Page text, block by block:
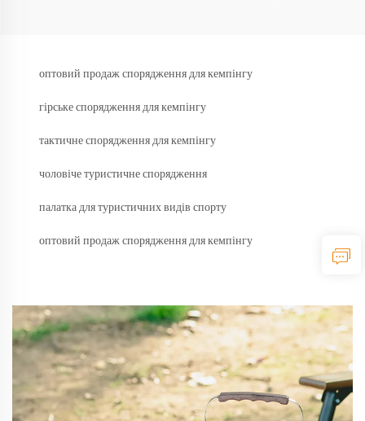
оптовий продаж спорядження для кемпінгу
гірське спорядження для кемпінгу
тактичне спорядження для кемпінгу
чоловіче туристичне спорядження
палатка для туристичних видів спорту
оптовий продаж спорядження для кемпінгу